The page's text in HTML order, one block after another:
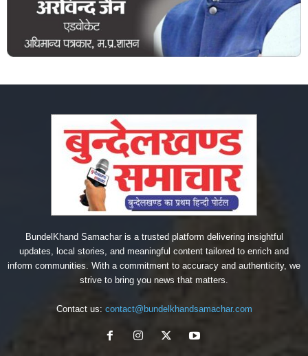
BundelKhand Samachar is a trusted platform delivering insightful
updates, local stories, and meaningful content tailored to enrich and
inform communities. With a commitment to accuracy and authenticity, we
strive to bring you news that matters.
Contact us: contact@bundelkhandsamachar.com